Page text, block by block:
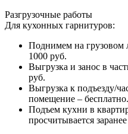
Разгрузочные работы
Для кухонных гарнитуров:
Поднимем на грузовом
1000 руб.
Выгрузка и занос в
руб.
Выгрузка к подъезду/
помещение – бесплатно.
Подъем кухни в
просчитывается